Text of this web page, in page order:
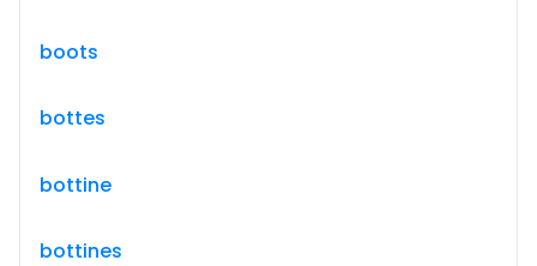
boots
bottes
bottine
bottines